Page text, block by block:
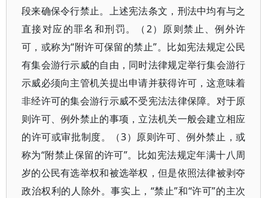
段来确保令行禁止。上述宪法条文，刑法中均有与之
直接对应的罪名和刑罚。（2）原则禁止、例外许
可，或称为“附许可保留的禁止”。比如宪法规定公民
有集会游行示威的自由，同时法律规定举行集会游行
示威必须向主管机关提出申请并获得许可，这意味着
非经许可的集会游行示威不受宪法法律保障。对于原
则许可、例外禁止的事项，立法机关一般会建立相应
的许可或审批制度。（3）原则许可、例外禁止，或
称为“附禁止保留的许可”。比如宪法规定年满十八周
岁的公民有选举权和被选举权，但是依照法律被剥夺
政治权利的人除外。事实上，“禁止”和“许可”的主次